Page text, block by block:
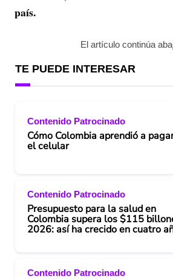
país.
El artículo continúa
TE PUEDE INTERESAR
Contenido Patrocinado
Cómo Colombia aprendió a
el celular
Contenido Patrocinado
Presupuesto para la salud en
Colombia supera los $115
2026: así ha crecido en cuatro
Contenido Patrocinado